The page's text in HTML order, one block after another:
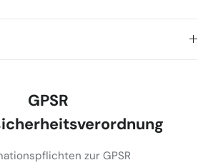
GPSR
zur GPSR